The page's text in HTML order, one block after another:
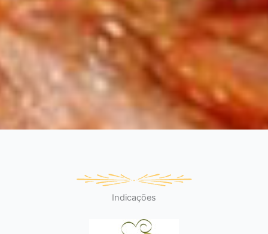
Indicações